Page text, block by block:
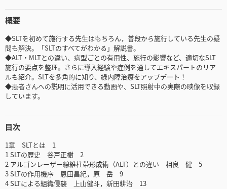
概要
◆SLTを初めて施行する先生はもちろん，普段から施行している先生の疑
問も解決。「SLTのすべてがわかる」解説書。
◆ALT・MLTとの違い、病型ごとの有用性、施行の影響など、適切なSLT
施行の要点を整理。さらに導入経験や症例を通してエキスパートのリア
ルも紹介。SLTを多角的に知り、緑内障治療をアップデート！
◆患者さんへの説明に活用できる動画や、SLT照射中の実際の映像を収録
しています。
目次
1章 SLTとは 1
1 SLTの歴史 谷戸正樹 2
2 アルゴンレーザー線維柱帯形成術（ALT）との違い 相良 健 5
3 SLTの作用機序 恩田昌紀，原 岳 9
4 SLTによる組織侵襲 上山健斗，新田耕治 13